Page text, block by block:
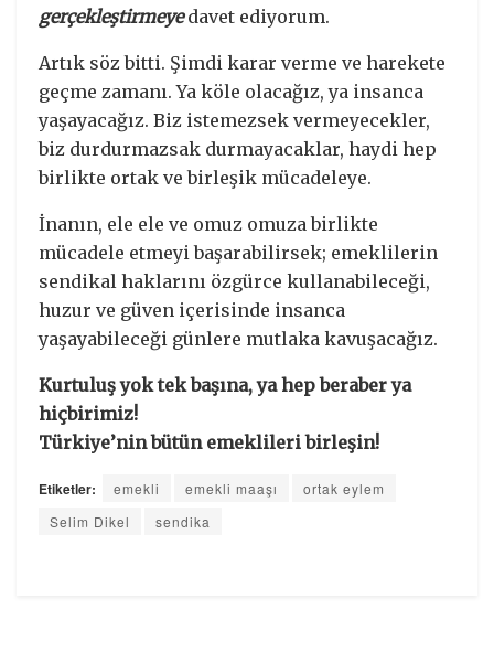
gerçekleştirmeyedavet ediyorum.
Artık söz bitti. Şimdi karar verme ve harekete
geçme zamanı. Ya köle olacağız, ya insanca
yaşayacağız. Biz istemezsek vermeyecekler,
biz durdurmazsak durmayacaklar, haydi hep
birlikte ortak ve birleşik mücadeleye.
İnanın, ele ele ve omuz omuza birlikte
mücadele etmeyi başarabilirsek; emeklilerin
sendikal haklarını özgürce kullanabileceği,
huzur ve güven içerisinde insanca
yaşayabileceği günlere mutlaka kavuşacağız.
Kurtuluş yok tek başına, ya hep beraber ya
hiçbirimiz!
Türkiye’nin bütün emeklileri birleşin!
Etiketler: emekli emekli maaşı
ortak eylem
Selim Dikel
sendika